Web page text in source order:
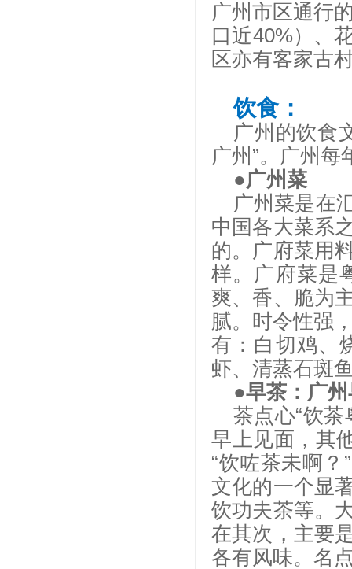
广州市区通行
口近40%）、
区亦有客家古
饮食：
广州的饮食
广州”。广州
●广州菜
广州菜是在
中国各大菜系
的。广府菜用
样。广府菜是
爽、香、脆为
腻。时令性强
有：白切鸡、
虾、清蒸石斑
●早茶 ： 广
茶点心“饮
早上见面，其
“饮咗茶未啊
文化的一个显
饮功夫茶等。
在其次，主要
各有风味。名